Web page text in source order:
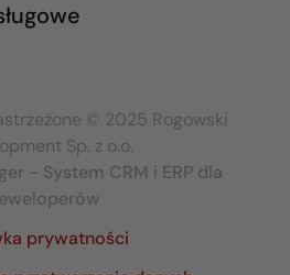
© 2025 Rogowski
Sp. z o.o.
- System CRM i ERP dla
prywatności